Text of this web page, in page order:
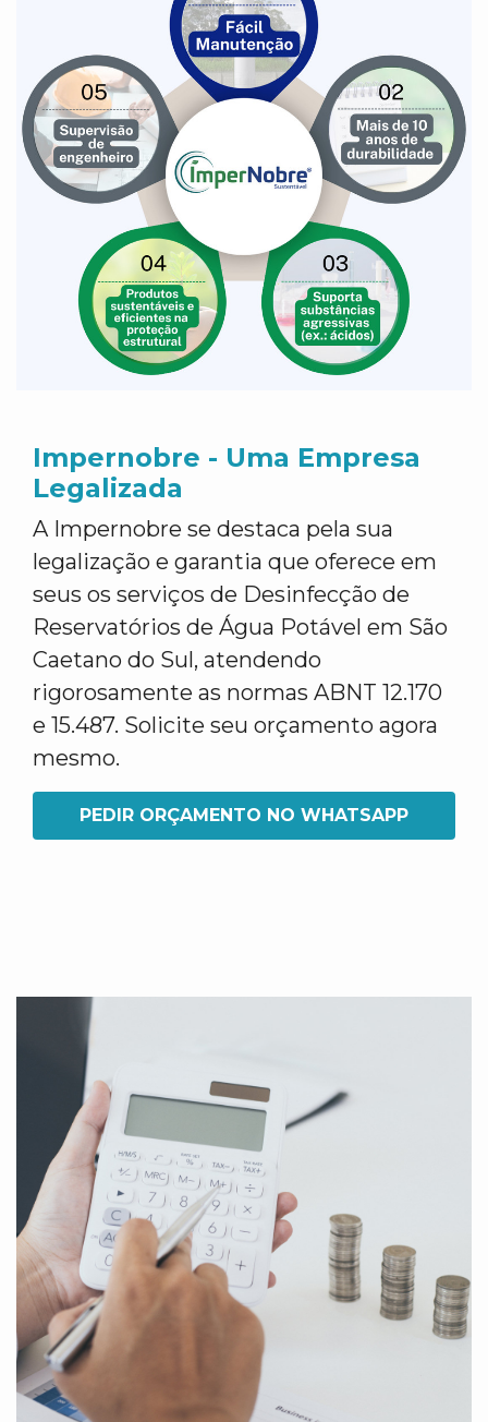
Impernobre - Uma Empresa
Legalizada
A Impernobre se destaca pela sua
legalização e garantia que oferece em
seus os serviços de Desinfecção de
Reservatórios de Água Potável em São
Caetano do Sul, atendendo
rigorosamente as normas ABNT 12.170
e 15.487. Solicite seu orçamento agora
mesmo.
PEDIR ORÇAMENTO NO WHATSAPP